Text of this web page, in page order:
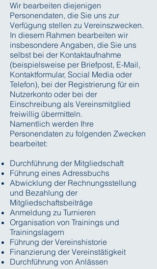
Wir bearbeiten diejenigen
Personendaten, die Sie uns zur
Verfügung stellen zu Vereinszwecken.
In diesem Rahmen bearbeiten wir
insbesondere Angaben, die Sie uns
selbst bei der Kontaktaufnahme
(beispielsweise per Briefpost, E-Mail,
Kontaktformular, Social Media oder
Telefon), bei der Registrierung für ein
Nutzerkonto oder bei der
Einschreibung als Vereinsmitglied
freiwillig übermitteln.
Namentlich werden Ihre
Personendaten zu folgenden Zwecken
bearbeitet:
Durchführung der Mitgliedschaft
Führung eines Adressbuchs
Abwicklung der Rechnungsstellung
und Bezahlung der
Mitgliedschaftsbeiträge
Anmeldung zu Turnieren
Organisation von Trainings und
Trainingslagern
Führung der Vereinshistorie
Finanzierung der Vereinstätigkeit
Durchführung von Anlässen